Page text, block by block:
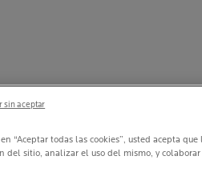
“Aceptar todas las cookies”, usted acepta
del sitio, analizar el uso del mismo, y
sin aceptar